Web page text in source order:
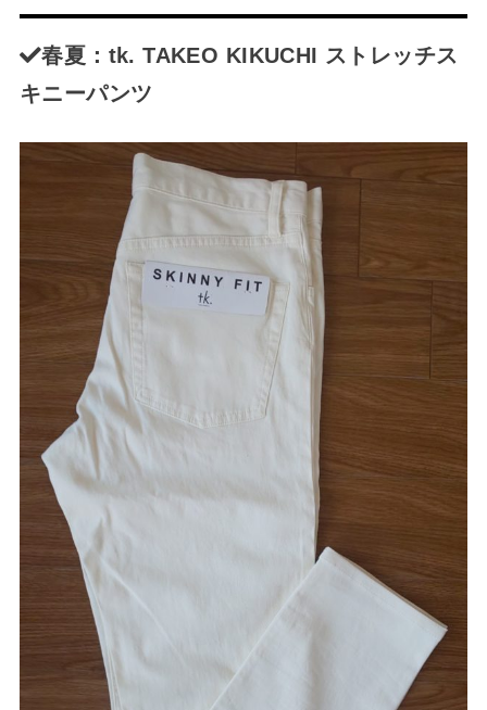
春夏：tk. TAKEO KIKUCHI ストレッチス
キニーパンツ